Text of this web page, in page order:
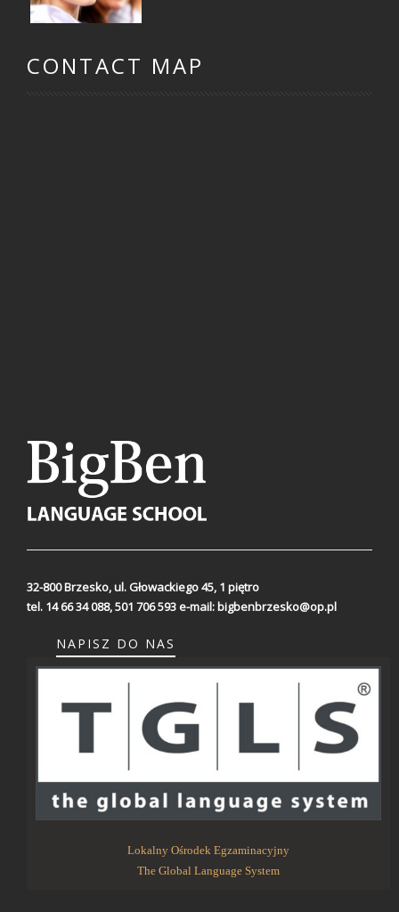
CONTACT MAP
32-800 Brzesko,ul. Głowackiego 45, 1 piętro
tel. 14 66 34 088, 501 706 593 e-mail:bigbenbrzesko@op.pl
NAPISZ DO NAS
Lokalny Ośrodek Egzaminacyjny
The Global Language System